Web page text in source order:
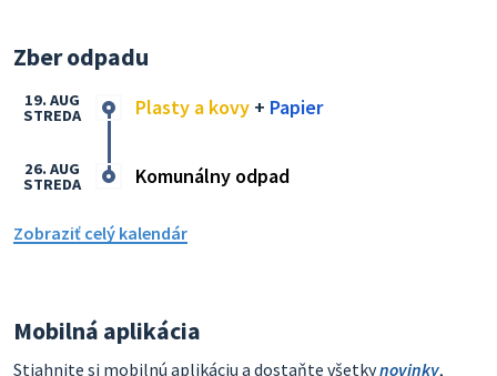
Zber odpadu
Plasty a kovy + Papier
19. AUG
STREDA
Komunálny odpad
26. AUG
STREDA
Zobraziť celý kalendár
Mobilná aplikácia
Stiahnite si mobilnú aplikáciu a dostaňte všetkynovinky,